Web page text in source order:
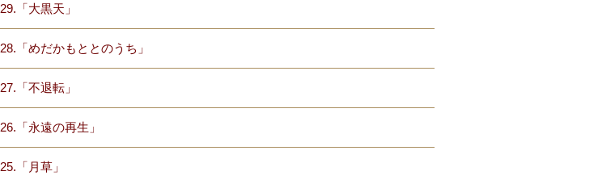
29.「大黒天」
28.「めだかもととのうち」
27.「不退転」
26.「永遠の再生」
25.「月草」